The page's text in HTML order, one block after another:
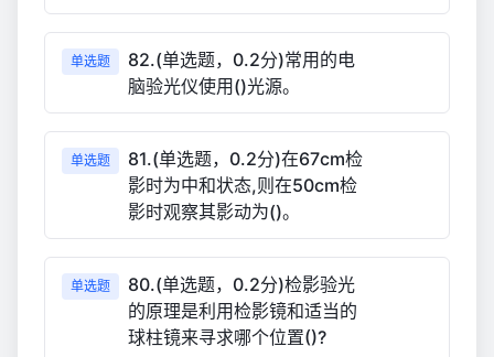
单选题
82.(单选题，0.2分)常用的电
脑验光仪使用()光源。
单选题
81.(单选题，0.2分)在67cm检
影时为中和状态,则在50cm检
影时观察其影动为()。
单选题
80.(单选题，0.2分)检影验光
的原理是利用检影镜和适当的
球柱镜来寻求哪个位置()?